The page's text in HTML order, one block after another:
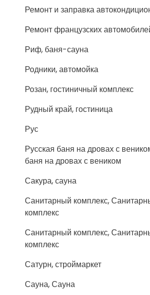
Ремонт и заправка
Ремонт французских
Риф, баня-сауна
Родники, автомойка
Розан, гостиничный комплекс
Рудный край, гостиница
Рус
Русская баня на дровах с
баня на дровах с веником
Сакура, сауна
Санитарный комплекс,
комплекс
Санитарный комплекс,
комплекс
Сатурн, строймаркет
Сауна, Сауна